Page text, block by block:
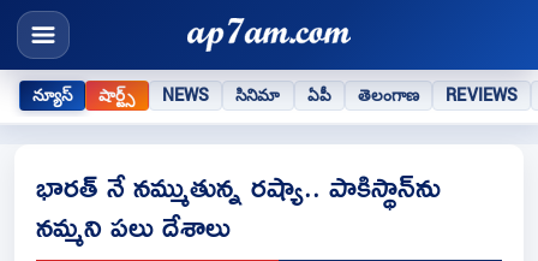
న్యూస్ షార్ట్స్ NEWS సినిమా ఏపీ తెలంగాణ REVIEWS
భారత్ నే నమ్ముతున్న రష్యా.. పాకిస్థాన్‌ను
నమ్మని పలు దేశాలు